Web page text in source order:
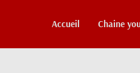
Accueil Chaine